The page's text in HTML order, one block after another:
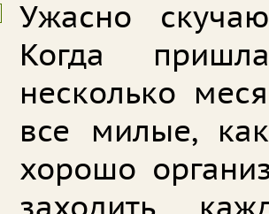
Ужасно
Когда
несколько
все милые,
хорошо